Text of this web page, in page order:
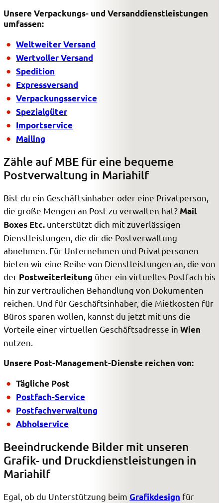
Unsere Verpackungs- und Versanddienstleistungen
umfassen:
Weltweiter Versand
Wertvoller Versand
Spedition
Expressversand
Verpackungsservice
Spezialgüter
Importservice
Mailing
Zähle auf MBE für eine bequeme
Postverwaltung in Mariahilf
Bist du ein Geschäftsinhaber oder eine Privatperson,
die große Mengen an Post zu verwalten hat? Mail
Boxes Etc. unterstützt dich mit zuverlässigen
Dienstleistungen, die dir die Postverwaltung
abnehmen. Für Unternehmen und Privatpersonen
bieten wir eine Reihe von Dienstleistungen an, die von
der Postweiterleitung über ein virtuelles Postfach bis
hin zur vertraulichen Behandlung von Dokumenten
reichen. Und für Geschäftsinhaber, die Mietkosten für
Büros sparen wollen, kannst du jetzt mit uns die
Vorteile einer virtuellen Geschäftsadresse inWien
nutzen.
Unsere Post-Management-Dienste reichen von:
Tägliche Post
Postfach-Service
Postfachverwaltung
Abholservice
Beeindruckende Bilder mit unseren
Grafik- und Druckdienstleistungen in
Mariahilf
Egal, ob du Unterstützung beimGrafikdesign für